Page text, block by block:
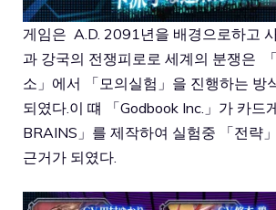
게임은 A.D. 2091년을 배경으로하고
과 강국의 전쟁피로로 세계의 분쟁은
소」에서 「모의실험」을 진행하는 방
되였다.이 떄 「Godbook Inc.」가 카드
BRAINS」를 제작하여 실험중 「전략
근거가 되였다.